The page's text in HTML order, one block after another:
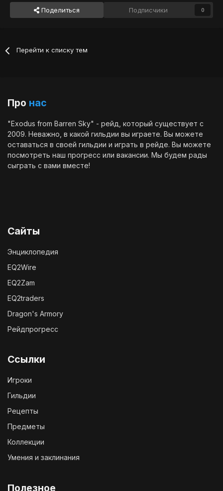
Поделиться Подписчики 0
Перейти к списку тем
Про нас
"Exodus from Barren Sky" - рейд, который существует с
2009. Неважно, в какой гильдии вы играете. Вы можете
оставаться в своей гильдии и играть в рейде. Вы можете
посмотреть наш прогресс или вакансии. Мы будем рады
сыграть с вами вместе!
Сайты
Энциклопедия
EQ2Wire
EQ2Zam
EQ2traders
Dragon's Armory
Рейдпрогресс
Ссылки
Игроки
Гильдии
Рецепты
Предметы
Коллекции
Умения и заклинания
Полезное